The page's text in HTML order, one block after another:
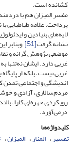
کشانده است.
مفسر المیزان هم با
پرداخت. علامه طباطبایی
لایه‌های بنیادین و
نشانه گرفت[S1] وبنابر
موضعی پژوهش گرانه و
غربی دارد. ایشان نه‌تنها
غربی نیست، بلکه از
اندیشگی و اجتماعی تمدن
مردم‌سالاری، آزادی و
رویکردی چهره‌ای کارا،
درمی‌آورد.
کلیدواژه‌ها
تفسیر المنار المیزان